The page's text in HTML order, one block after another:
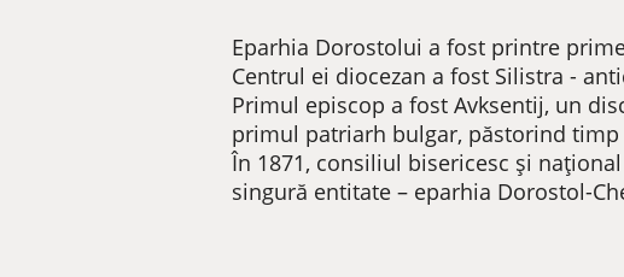
Eparhia Dorostolui a fost printre
Centrul ei diocezan a fost Silistra -
Primul episcop a fost Avksentij, un
primul patriarh bulgar, păstorind
În 1871, consiliul bisericesc și
singură entitate – eparhia Dorostol-